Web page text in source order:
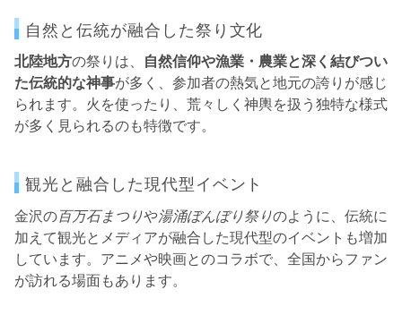
自然と伝統が融合した祭り文化
北陸地方の祭りは、 自然信仰や漁業・農業と深く結びつい
た伝統的な神事が多く、参加者の熱気と地元の誇りが感じ
られます。火を使ったり、荒々しく神輿を扱う独特な様式
が多く見られるのも特徴です。
観光と融合した現代型イベント
金沢の百万石まつりや湯涌ぼんぼり祭りのように、伝統に
加えて観光とメディアが融合した現代型のイベントも増加
しています。アニメや映画とのコラボで、全国からファン
が訪れる場面もあります。